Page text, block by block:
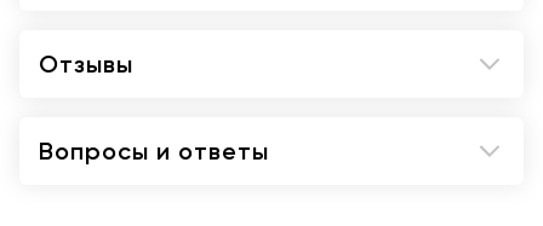
Отзывы
Вопросы и ответы